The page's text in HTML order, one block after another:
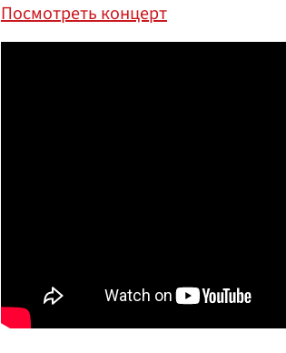
Посмотреть концерт